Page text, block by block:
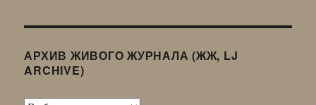
АРХИВ ЖИВОГО ЖУРНАЛА (ЖЖ, LJ
ARCHIVE)